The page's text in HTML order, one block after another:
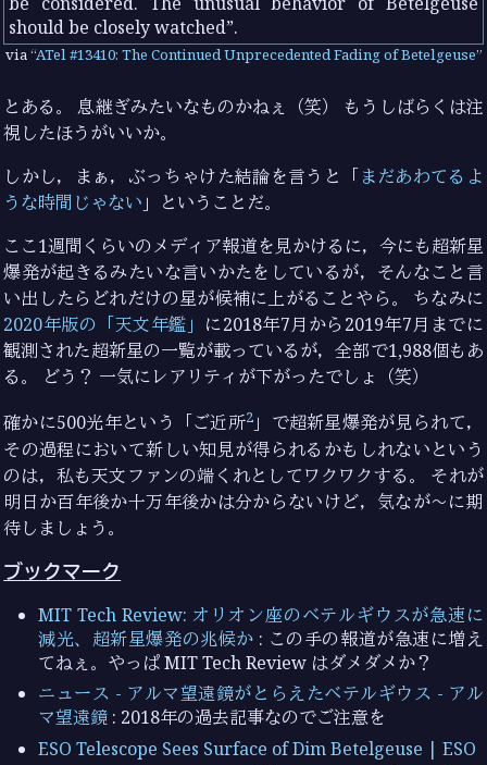
should be closely watched .
via ATel #13410: The Continued Unprecedented Fading of Betelgeuse
とある。 息継ぎみたいなものかねぇ（笑） もうしばらくは注
視したほうがいいか。
しかし，まぁ，ぶっちゃけた結論を言うと「まだあわてるよ
うな時間じゃない 」ということだ。
ここ1週間くらいのメディア報道を見かけるに，今にも超新星
爆発が起きるみたいな言いかたをしているが，そんなこと言
い出したらどれだけの星が候補に上がることやら。 ちなみに
2020年版の「天文年鑑」 に2018年7月から2019年7月までに
観測された超新星の一覧が載っているが，全部で1,988個もあ
る。 どう？ 一気にレアリティが下がったでしょ（笑）
確かに500光年という「ご近所2 」で超新星爆発が見られて，
その過程において新しい知見が得られるかもしれないという
のは，私も天文ファンの端くれとしてワクワクする。 それが
明日か百年後か十万年後かは分からないけど，気なが〜に期
待しましょう。
ブックマーク
MIT Tech Review: オリオン座のベテルギウスが急速に
減光、超新星爆発の兆候か : この手の報道が急速に増え
てねぇ。やっぱ MIT Tech Review はダメダメか？
ニュース - アルマ望遠鏡がとらえたベテルギウス - アル
マ望遠鏡 : 2018年の過去記事なのでご注意を
ESO Telescope Sees Surface of Dim Betelgeuse | ESO